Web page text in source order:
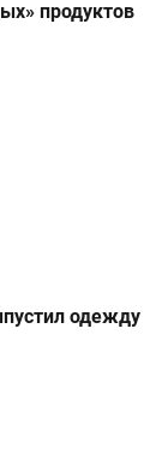
продуктов
одежду